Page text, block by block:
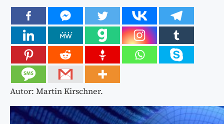
Autor: Martin Kirschner.